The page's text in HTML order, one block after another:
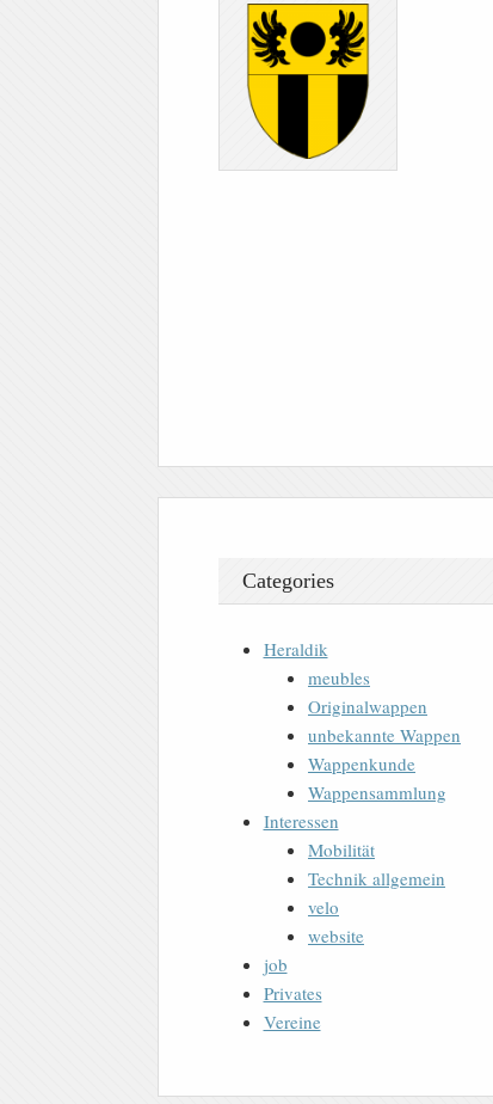
Categories
Heraldik
meubles
Originalwappen
unbekannte Wappen
Wappenkunde
Wappensammlung
Interessen
Mobilität
Technik allgemein
velo
website
job
Privates
Vereine